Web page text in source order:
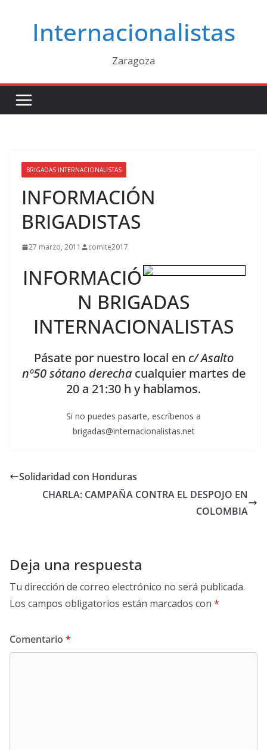
contenidoInternacionalistas
Zaragoza
BRIGADAS INTERNACIONALISTAS
INFORMACIÓN
BRIGADISTAS
27 marzo, 2011 comite2017
INFORMACIÓ
N BRIGADAS
INTERNACIONALISTAS
Pásate por nuestro local en c/ Asalto
nº50 sótano derechacualquier martes de
20 a 21:30 h y hablamos.
Si no puedes pasarte, escríbenos a
brigadas@internacionalistas.net
Solidaridad con Honduras
CHARLA: CAMPAÑA CONTRA EL DESPOJO EN
COLOMBIA
Deja una respuesta
Tu dirección de correo electrónico no será publicada.
Los campos obligatorios están marcados con *
Comentario *